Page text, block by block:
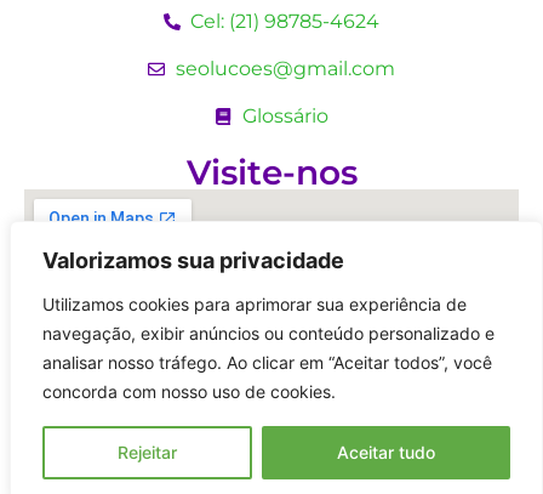
Valorizamos sua privacidade
Utilizamos cookies para aprimorar sua experiência de
navegação, exibir anúncios ou conteúdo personalizado e
analisar nosso tráfego. Ao clicar em “Aceitar todos”, você
concorda com nosso uso de cookies.
Rejeitar Aceitar tudo
Cel: (21) 98785-4624
seolucoes@gmail.com
Glossário
Visite-nos